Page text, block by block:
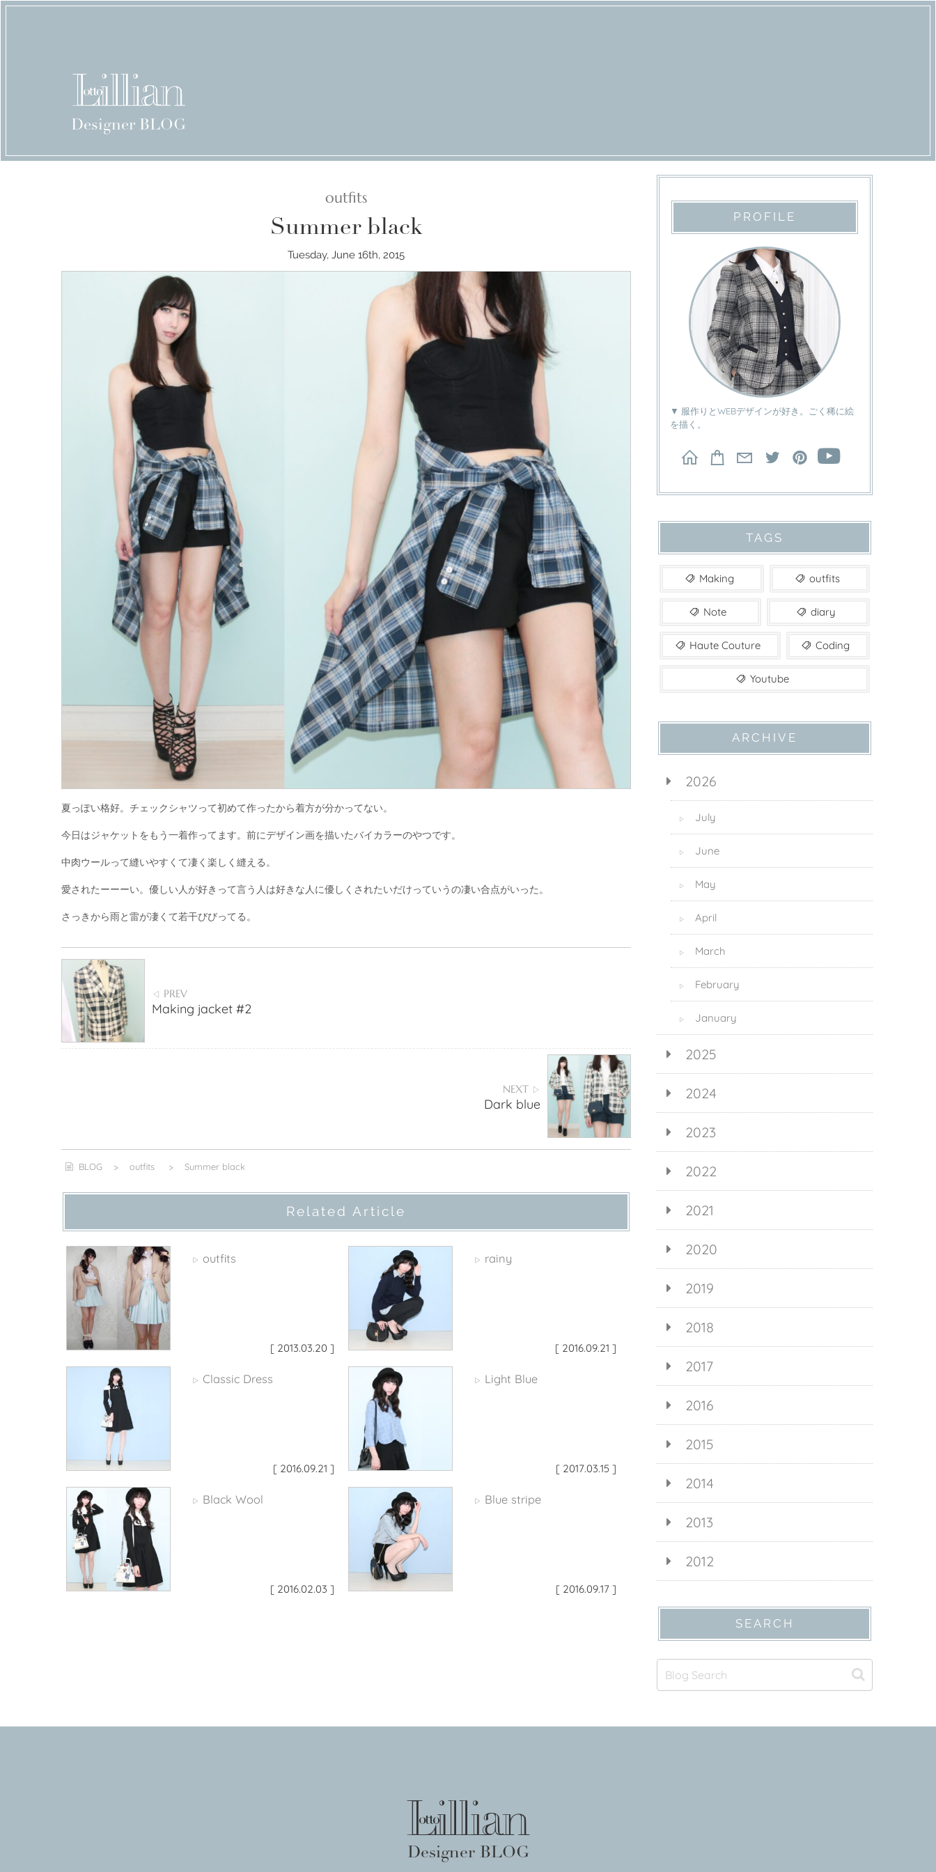
Designer BLOG
outfits
Summer black
Tuesday, June 16th, 2015
夏っぽい格好。チェックシャツって初めて作ったから着方が分かってない。
今日はジャケットをもう一着作ってます。前にデザイン画を描いたバイカラーのやつです。
中肉ウールって縫いやすくて凄く楽しく縫える。
愛されたーーーい。優しい人が好きって言う人は好きな人に優しくされたいだけっていうの凄い合点がいった。
さっきから雨と雷が凄くて若干びびってる。
◁ PREV
Making jacket #2
NEXT ▷
Dark blue
BLOG > outfits > Summer black
Related Article
▷ outfits
[ 2013.03.20 ]
▷ rainy
[ 2016.09.21 ]
▷ Classic Dress
[ 2016.09.21 ]
▷ Light Blue
[ 2017.03.15 ]
▷ Black Wool
[ 2016.02.03 ]
▷ Blue stripe
[ 2016.09.17 ]
PROFILE
▼ 服作りとWEBデザインが好き。ごく稀に絵
を描く。
TAGS
Making outfits
Note diary
Haute Couture Coding
Youtube
ARCHIVE
2026
▷ July
▷ June
▷ May
▷ April
▷ March
▷ February
▷ January
2025
2024
2023
2022
2021
2020
2019
2018
2017
2016
2015
2014
2013
2012
SEARCH
Designer BLOG